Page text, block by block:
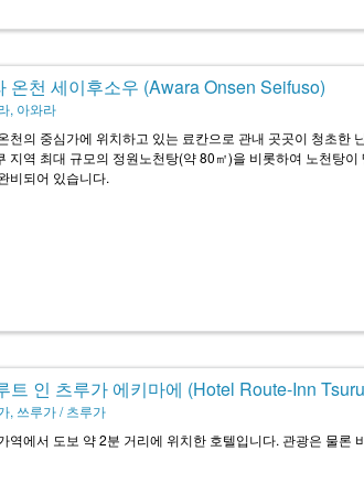
온천 세이후소우 (Awara Onsen Seifuso)
, 아와라
천의 중심가에 위치하고 있는 료칸으로 관내 곳곳이 청초한
지역 최대 규모의 정원노천탕(약 80㎡)을 비롯하여 노천탕
비되어 있습니다.
트 인 츠루가 에키마에 (Hotel Route-Inn
, 쓰루가 / 츠루가
역에서 도보 약 2분 거리에 위치한 호텔입니다. 관광은 물론